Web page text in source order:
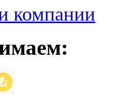
компании